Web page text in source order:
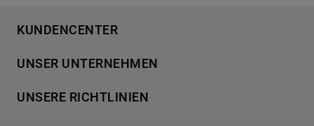
KUNDENCENTER
Händlersuche
Häufige Fragen
UNSER UNTERNEHMEN
Für Händler
UNSERE RICHTLINIEN